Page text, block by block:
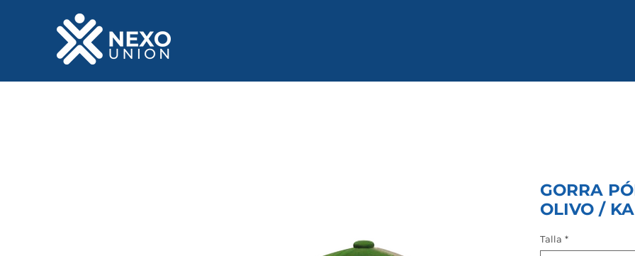
GORRA
OLIVO /
Talla *